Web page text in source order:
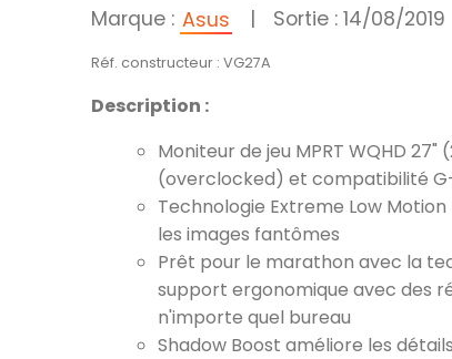
Marque : Asus | Sortie : 14/08/2019
Réf. constructeur : VG27A
Description :
Moniteur de jeu MPRT WQHD
(overclocked) et compatibilité
Technologie Extreme Low
les images fantômes
Prêt pour le marathon avec la
support ergonomique avec des
n'importe quel bureau
Shadow Boost améliore les